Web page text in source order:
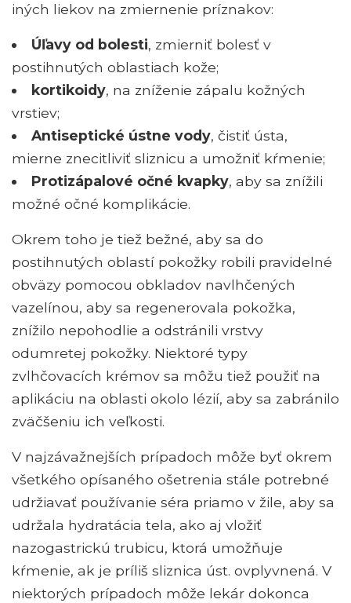
iných liekov na zmiernenie príznakov:
Úľavy od bolesti, zmierniť bolesť v
postihnutých oblastiach kože;
kortikoidy, na zníženie zápalu kožných
vrstiev;
Antiseptické ústne vody, čistiť ústa,
mierne znecitliviť sliznicu a umožniť kŕmenie;
Protizápalové očné kvapky, aby sa znížili
možné očné komplikácie.
Okrem toho je tiež bežné, aby sa do
postihnutých oblastí pokožky robili pravidelné
obväzy pomocou obkladov navlhčených
vazelínou, aby sa regenerovala pokožka,
znížilo nepohodlie a odstránili vrstvy
odumretej pokožky. Niektoré typy
zvlhčovacích krémov sa môžu tiež použiť na
aplikáciu na oblasti okolo lézií, aby sa zabránilo
zväčšeniu ich veľkosti.
V najzávažnejších prípadoch môže byť okrem
všetkého opísaného ošetrenia stále potrebné
udržiavať používanie séra priamo v žile, aby sa
udržala hydratácia tela, ako aj vložiť
nazogastrickú trubicu, ktorá umožňuje
kŕmenie, ak je príliš sliznica úst. ovplyvnená. V
niektorých prípadoch môže lekár dokonca